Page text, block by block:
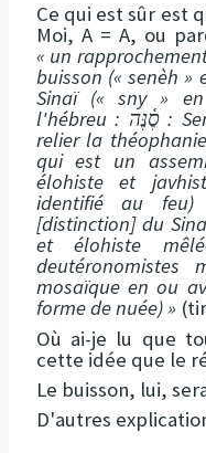
Ce qui est sûr est
Moi, A = A, ou
« un
buisson (« senèh
Sinaï (« sny »
l'hébreu : סֶ֫נֶּה : Senneh). Il a ainsi pour but de
relier la
qui est un
élohiste et
identifié au
[distinction] du
et élohiste
deutéronomistes
mosaïque en ou
forme de nuée) »
Où ai-je lu que
cette idée que le
Le buisson, lui,
D'autres